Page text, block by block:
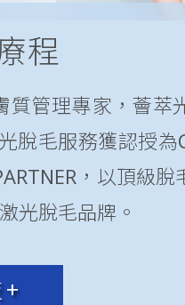
程
質管理專家，薈萃
脫毛服務獲認授
，以頂級
光脫毛品牌。